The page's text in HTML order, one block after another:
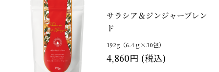
サラシア＆ジンジャーブレン
ド
192g（6.4ｇ×30包）
4,860円